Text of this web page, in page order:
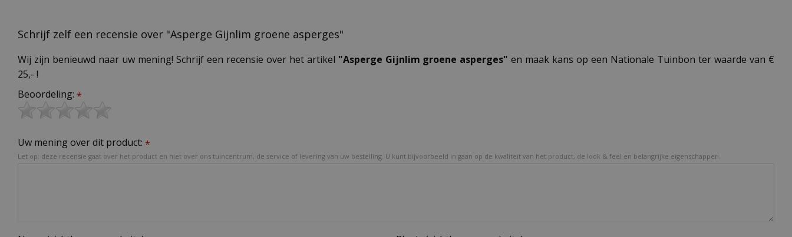
Schrijf zelf een recensie over "Asperge Gijnlim groene asperges"
Wij zijn benieuwd naar uw mening! Schrijf een recensie over het artikel "Asperge Gijnlim groene asperges" en maak kans op een Nationale Tuinbon ter waarde van €
25,- !
Beoordeling: *
Uw mening over dit product: *
Let op: deze recensie gaat over het product en niet over ons tuincentrum, de service of levering van uw bestelling. U kunt bijvoorbeeld in gaan op de kwaliteit van het product, de look & feel en belangrijke eigenschappen.